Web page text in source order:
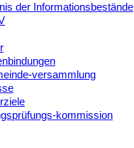
der Informationsbestände
versammlung
kommission